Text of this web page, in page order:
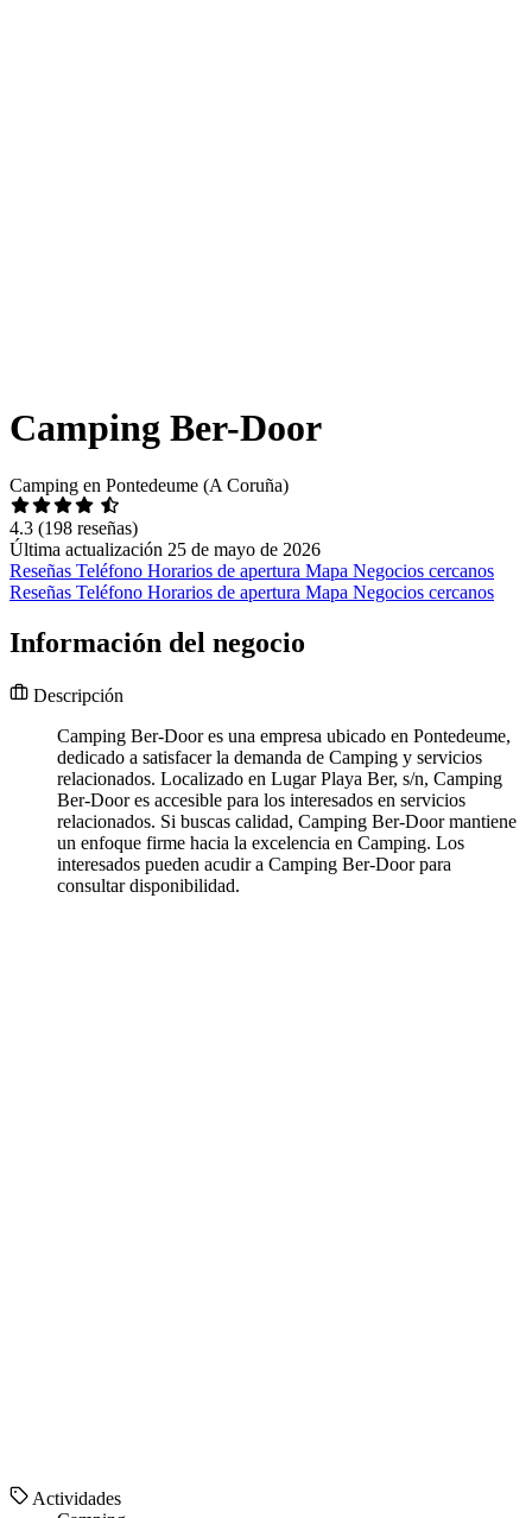
Camping Ber-Door
Camping en Pontedeume (A Coruña)
4.3 (198 reseñas)
Última actualización 25 de mayo de 2026
Reseñas Teléfono Horarios de apertura Mapa Negocios cercanos
Reseñas Teléfono Horarios de apertura Mapa Negocios cercanos
Información del negocio
Descripción
Camping Ber-Door es una empresa ubicado en Pontedeume,
dedicado a satisfacer la demanda de Camping y servicios
relacionados. Localizado en Lugar Playa Ber, s/n, Camping
Ber-Door es accesible para los interesados en servicios
relacionados. Si buscas calidad, Camping Ber-Door mantiene
un enfoque firme hacia la excelencia en Camping. Los
interesados pueden acudir a Camping Ber-Door para
consultar disponibilidad.
Actividades